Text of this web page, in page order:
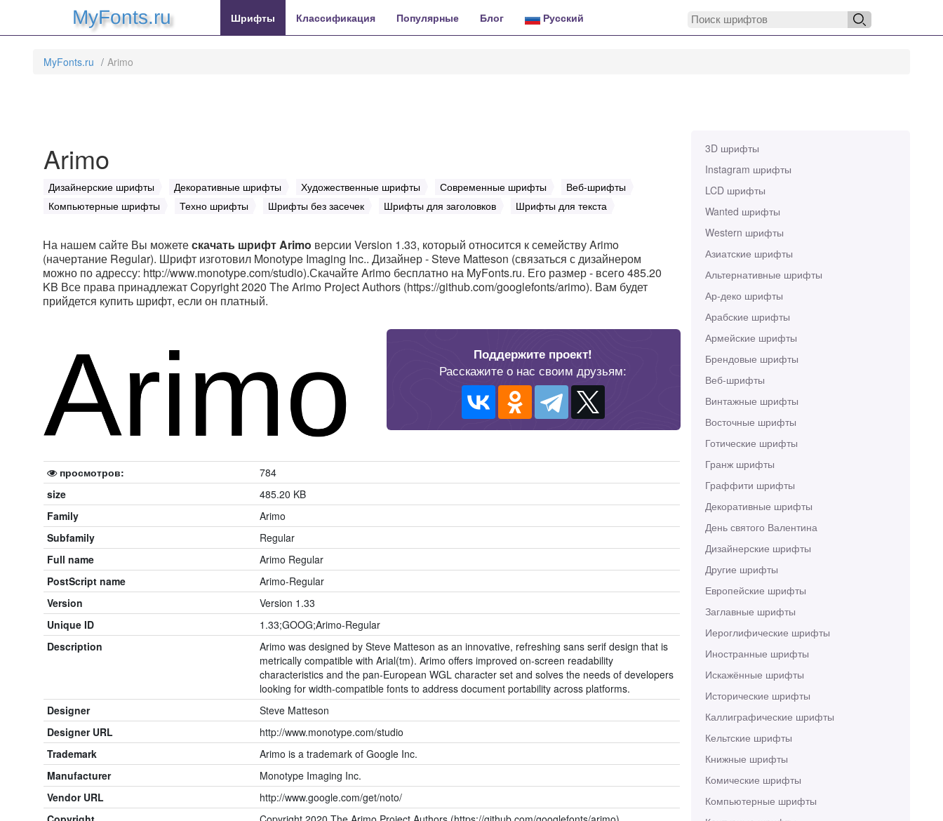
MyFonts.ru Шрифты Классификация Популярные Блог Русский
MyFonts.ru Arimo
3D шрифты
Instagram шрифты
LCD шрифты
Wanted шрифты
Western шрифты
Азиатские шрифты
Альтернативные шрифты
Ар-деко шрифты
Арабские шрифты
Армейские шрифты
Брендовые шрифты
Веб-шрифты
Винтажные шрифты
Восточные шрифты
Готические шрифты
Гранж шрифты
Граффити шрифты
Декоративные шрифты
День святого Валентина
Дизайнерские шрифты
Другие шрифты
Европейские шрифты
Заглавные шрифты
Иероглифические шрифты
Иностранные шрифты
Искажённые шрифты
Исторические шрифты
Каллиграфические шрифты
Кельтские шрифты
Книжные шрифты
Комические шрифты
Компьютерные шрифты
Arimo
Дизайнерские шрифты Декоративные шрифты Художественные шрифты Современные шрифты
Веб-шрифты
Компьютерные шрифты
Техно шрифты Шрифты без засечек Шрифты для заголовков Шрифты для текста
На нашем сайте Вы можетескачать шрифт Arimo версии Version 1.33, который относится к семейству Arimo
(начертание Regular). Шрифт изготовил Monotype Imaging Inc.. Дизайнер - Steve Matteson (связаться с дизайнером
можно по адрессу: http://www.monotype.com/studio).Скачайте Arimo бесплатно на MyFonts.ru. Его размер - всего 485.20
KB Все права принадлежат Copyright 2020 The Arimo Project Authors (https://github.com/googlefonts/arimo). Вам будет
прийдется купить шрифт, если он платный.
Поддержите проект!
Расскажите о нас своим друзьям:
просмотров:
784
size
485.20 KB
Family
Arimo
Subfamily
Regular
Full name
Arimo Regular
PostScript name
Arimo-Regular
Version
Version 1.33
Unique ID
1.33;GOOG;Arimo-Regular
Description
Arimo was designed by Steve Matteson as an innovative, refreshing sans serif design that is
metrically compatible with Arial(tm). Arimo offers improved on-screen readability
characteristics and the pan-European WGL character set and solves the needs of developers
looking for width-compatible fonts to address document portability across platforms.
Designer
Steve Matteson
Designer URL
http://www.monotype.com/studio
Trademark
Arimo is a trademark of Google Inc.
Manufacturer
Monotype Imaging Inc.
Vendor URL
http://www.google.com/get/noto/